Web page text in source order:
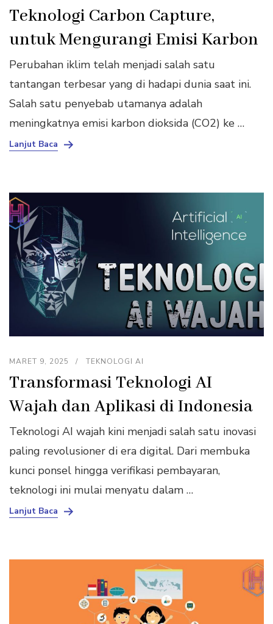
Teknologi Carbon Capture,
untuk Mengurangi Emisi Karbon
Perubahan iklim telah menjadi salah satu
tantangan terbesar yang di hadapi dunia saat ini.
Salah satu penyebab utamanya adalah
meningkatnya emisi karbon dioksida (CO2) ke …
Lanjut Baca
MARET 9, 2025 TEKNOLOGI AI
Transformasi Teknologi AI
Wajah dan Aplikasi di Indonesia
Teknologi AI wajah kini menjadi salah satu inovasi
paling revolusioner di era digital. Dari membuka
kunci ponsel hingga verifikasi pembayaran,
teknologi ini mulai menyatu dalam …
Lanjut Baca